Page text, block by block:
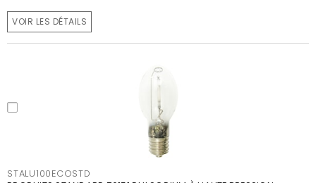
VOIR LES DÉTAILS
STALU100ECOSTD